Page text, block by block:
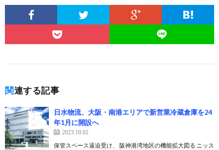
関連する記事
日水物流、大阪・南港エリアで新営業冷蔵倉庫を24
年1月に開設へ
2023.10.02
保管スペース逼迫受け、 阪神港湾地区の機能拡大図る ニッス